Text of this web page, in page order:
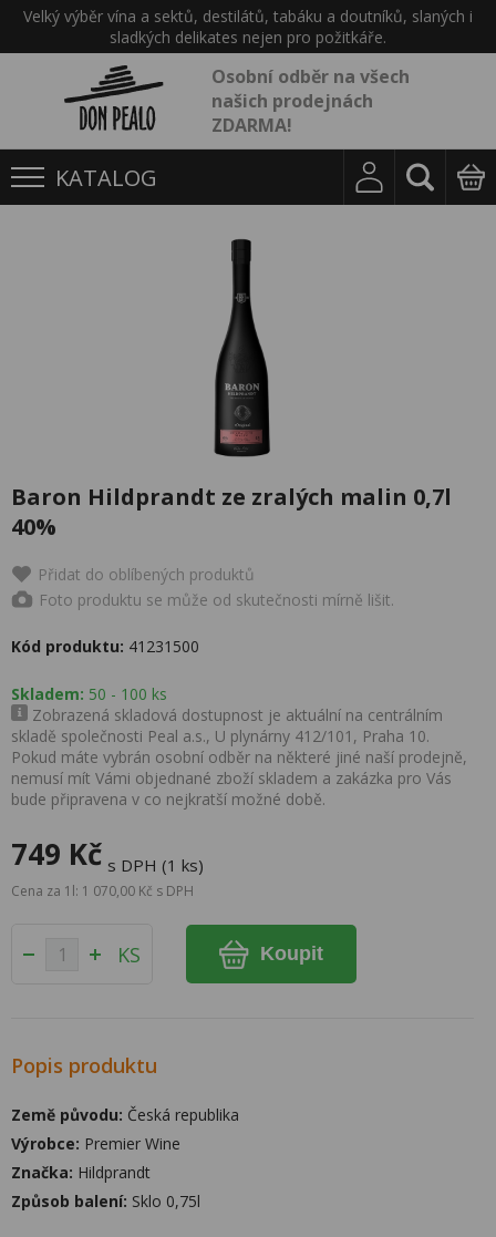
Velký výběr vína a sektů, destilátů, tabáku a doutníků, slaných i
sladkých delikates nejen pro požitkáře.
Osobní odběr na všech
našich prodejnách
ZDARMA!
KATALOG
Baron Hildprandt ze zralých malin 0,7l
40%
Přidat do oblíbených produktů
Foto produktu se může od skutečnosti mírně lišit.
Kód produktu: 41231500
Skladem: 50 - 100 ks
Zobrazená skladová dostupnost je aktuální na centrálním
skladě společnosti Peal a.s., U plynárny 412/101, Praha 10.
Pokud máte vybrán osobní odběr na některé jiné naší prodejně,
nemusí mít Vámi objednané zboží skladem a zakázka pro Vás
bude připravena v co nejkratší možné době.
749 Kč s DPH (1 ks)
Cena za 1l: 1 070,00 Kč s DPH
KS Koupit
Popis produktu
Země původu: Česká republika
Výrobce: Premier Wine
Značka: Hildprandt
Způsob balení: Sklo 0,75l